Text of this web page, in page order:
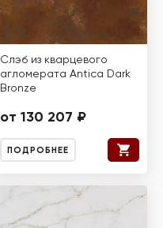
Слэб из кварцевого
агломерата Antica Dark
Bronze
от 130 207 ₽
ПОДРОБНЕЕ